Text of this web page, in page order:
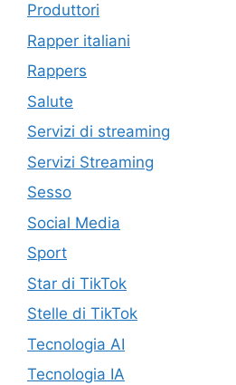
Produttori
Rapper italiani
Rappers
Salute
Servizi di streaming
Servizi Streaming
Sesso
Social Media
Sport
Star di TikTok
Stelle di TikTok
Tecnologia AI
Tecnologia IA